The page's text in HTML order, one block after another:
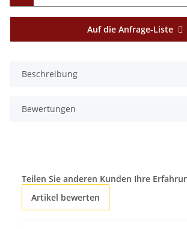
Auf die Anfrage-Liste
Beschreibung
Bewertungen
Teilen Sie anderen Kunden Ihre
Artikel bewerten